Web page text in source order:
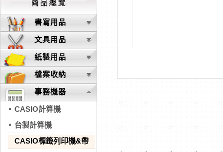
書寫用品
文具用品
紙製用品
檔案收納
事務機器
CASIO計算機
台製計算機
CASIO標籤列印機&帶